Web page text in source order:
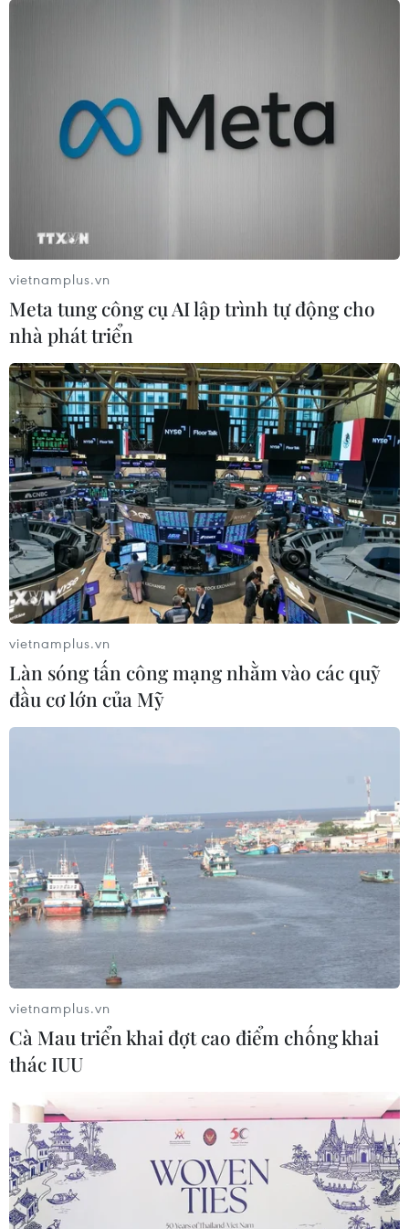
TIN CÙNG CHUYÊN MỤC
vietnamplus.vn
Meta tung công cụ AI lập trình tự động cho
nhà phát triển
vietnamplus.vn
Làn sóng tấn công mạng nhằm vào các quỹ
đầu cơ lớn của Mỹ
vietnamplus.vn
Cà Mau triển khai đợt cao điểm chống khai
thác IUU